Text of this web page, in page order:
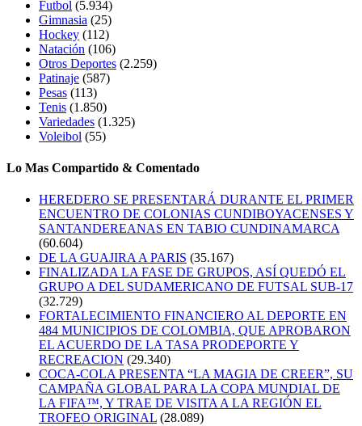
Futbol (5.934)
Gimnasia (25)
Hockey (112)
Natación (106)
Otros Deportes (2.259)
Patinaje (587)
Pesas (113)
Tenis (1.850)
Variedades (1.325)
Voleibol (55)
Lo Mas Compartido & Comentado
HEREDERO SE PRESENTARÁ DURANTE EL PRIMER
ENCUENTRO DE COLONIAS CUNDIBOYACENSES Y
SANTANDEREANAS EN TABIO CUNDINAMARCA
(60.604)
DE LA GUAJIRA A PARIS (35.167)
FINALIZADA LA FASE DE GRUPOS, ASÍ QUEDÓ EL
GRUPO A DEL SUDAMERICANO DE FUTSAL SUB-17
(32.729)
FORTALECIMIENTO FINANCIERO AL DEPORTE EN
484 MUNICIPIOS DE COLOMBIA, QUE APROBARON
EL ACUERDO DE LA TASA PRODEPORTE Y
RECREACION (29.340)
COCA-COLA PRESENTA “LA MAGIA DE CREER”, SU
CAMPAÑA GLOBAL PARA LA COPA MUNDIAL DE
LA FIFA™, Y TRAE DE VISITA A LA REGIÓN EL
TROFEO ORIGINAL (28.089)